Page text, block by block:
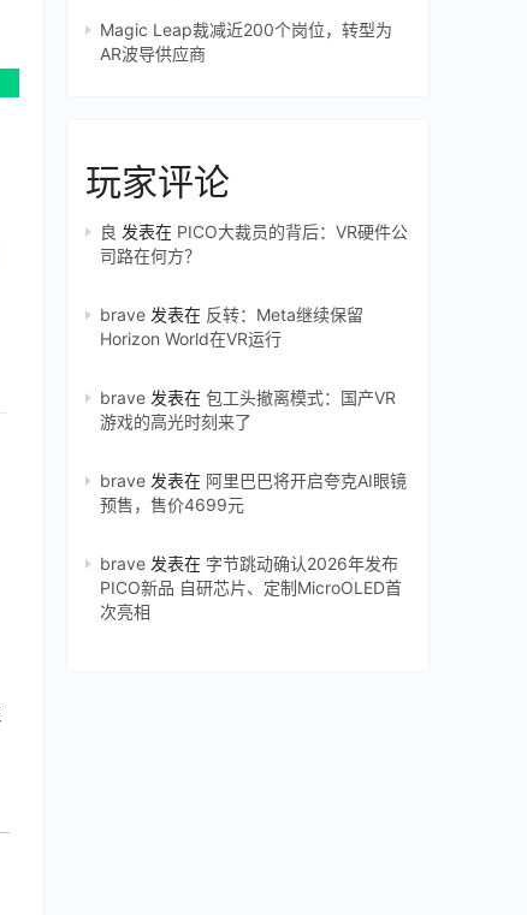
Magic Leap裁减近200个岗位，转型为
AR波导供应商
玩家评论
良 发表在 PICO大裁员的背后：VR硬件公
司路在何方？
brave 发表在 反转：Meta继续保留
Horizon World在VR运行
brave 发表在 包工头撤离模式：国产VR
游戏的高光时刻来了
brave 发表在 阿里巴巴将开启夸克AI眼镜
预售，售价4699元
brave 发表在 字节跳动确认2026年发布
PICO新品 自研芯片、定制MicroOLED首
次亮相